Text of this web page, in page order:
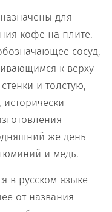
для
кофе на плите.
сосуд,
к верху
и толстую,
же день
и медь.
в русском языке
от названия